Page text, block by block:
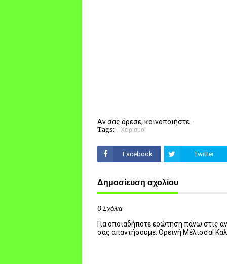
Αν σας άρεσε, κοινοποιήστε...
Tags: Χειρισμοί
Facebook Twitter
Δημοσίευση σχολίου
0 Σχόλια
Για οποιαδήποτε ερώτηση πάνω στις
σας απαντήσουμε. Ορεινή Μέλισσα!